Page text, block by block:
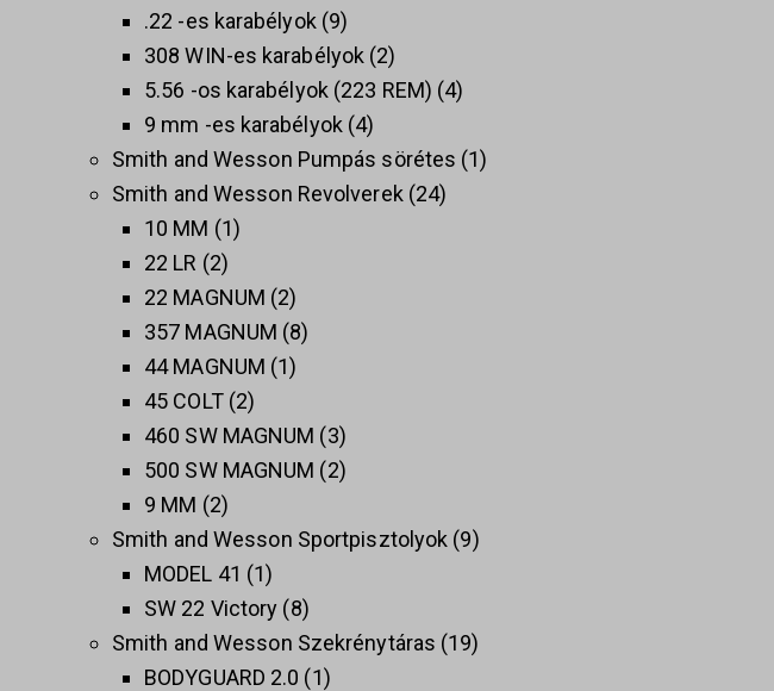
.22 -es karabélyok 9
308 WIN-es karabélyok 2
5.56 -os karabélyok (223 REM) 4
9 mm -es karabélyok 4
Smith and Wesson Pumpás sörétes 1
Smith and Wesson Revolverek 24
10 MM 1
22 LR 2
22 MAGNUM 2
357 MAGNUM 8
44 MAGNUM 1
45 COLT 2
460 SW MAGNUM
3
500 SW MAGNUM
2
9 MM 2
Smith and Wesson Sportpisztolyok 9
MODEL 41
1
SW 22 Victory 8
Smith and Wesson Szekrénytáras 19
BODYGUARD 2.0
1